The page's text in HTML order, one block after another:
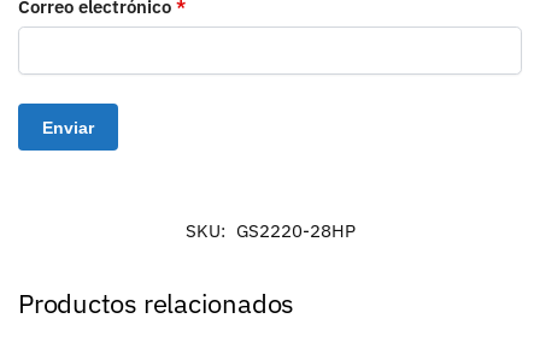
Correo electrónico *
SKU: GS2220-28HP
Productos relacionados